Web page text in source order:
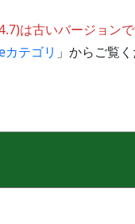
は古いバージョンで
カテゴリ 」からご覧く